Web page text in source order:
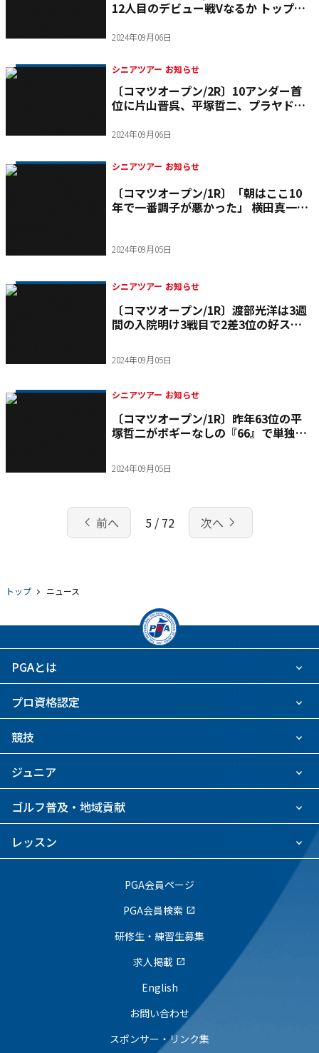
12人目のデビュー戦Vなるか トップと2
2024年09月06日
シニアツアー お知らせ
〔コマツオープン/2R〕10アンダー首
位に片山晋呉、平塚哲二、プラヤド・
2024年09月06日
シニアツアー お知らせ
〔コマツオープン/1R〕「朝はここ10
年で一番調子が悪かった」 横田真一
2024年09月05日
シニアツアー お知らせ
〔コマツオープン/1R〕渡部光洋は3週
間の入院明け3戦目で2差3位の好スタ
マに幸せ」
2024年09月05日
シニアツアー お知らせ
〔コマツオープン/1R〕昨年63位の平
塚哲二がボギーなしの『66』で単独首
2024年09月05日
chevron_left 前へ 5 / 72 次へ navigate_next
トップ ニュース
PGAとは
プロ資格認定
競技
ジュニア
ゴルフ普及・地域貢献
レッスン
PGA会員ページ
PGA会員検索 open_in_new
研修生・練習生募集
求人掲載 open_in_new
English
お問い合わせ
スポンサー・リンク集